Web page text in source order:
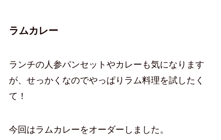
ラムカレー
ランチの人参パンセットやカレーも気になります
が、せっかくなのでやっぱりラム料理を試したく
て！
今回はラムカレーをオーダーしました。